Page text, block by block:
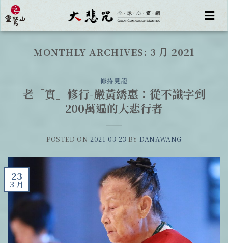
MONTHLY ARCHIVES: 3 月 2021
修持見證
老「實」修行-嚴黃綉惠：從不識字到
200萬遍的大悲行者
POSTED ON 2021-03-23 BYDANAWANG
23
3 月